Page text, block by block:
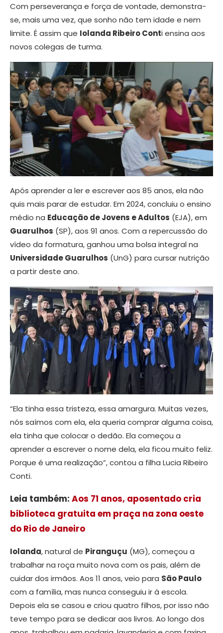
Com perseverança e força de vontade, demonstra-
se, mais uma vez, que sonho não tem idade e nem
limite. É assim que Iolanda Ribeiro Conti ensina aos
novos colegas de turma.
Após aprender a ler e escrever aos 85 anos, ela não
quis mais parar de estudar. Em 2024, concluiu o ensino
médio na Educação de Jovens e Adultos (EJA), em
Guarulhos (SP), aos 91 anos. Com a repercussão do
vídeo da formatura, ganhou uma bolsa integral na
Universidade Guarulhos (UnG) para cursar nutrição
a partir deste ano.
“Ela tinha essa tristeza, essa amargura. Muitas vezes,
nós saímos com ela, ela queria comprar alguma coisa,
ela tinha que colocar o dedão. Ela começou a
aprender a escrever o nome dela, ela ficou muito feliz.
Porque é uma realização”, contou a filha Lucia Ribeiro
Conti.
Leia também: Aos 71 anos, aposentado cria
biblioteca gratuita em praça na zona oeste
do Rio de Janeiro
Iolanda, natural de Piranguçu (MG), começou a
trabalhar na roça muito nova com os pais, além de
cuidar dos irmãos. Aos 11 anos, veio para São Paulo
com a família, mas nunca conseguiu ir à escola.
Depois ela se casou e criou quatro filhos, por isso não
teve tempo para se dedicar aos livros. Ao longo dos